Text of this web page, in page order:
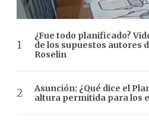
¿Fue todo planificado?
de los supuestos autores
Roselin
Asunción: ¿Qué dice el
altura permitida para los